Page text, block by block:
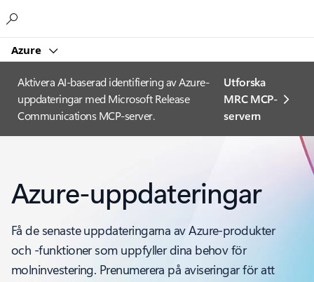
Azure
Aktivera AI-baserad identifiering av Azure-
uppdateringar med Microsoft Release
Communications MCP-server.
Utforska
MRC MCP-
servern
Azure-uppdateringar
Få de senaste uppdateringarna av Azure-produkter
och -funktioner som uppfyller dina behov för
molninvestering. Prenumerera på aviseringar för att